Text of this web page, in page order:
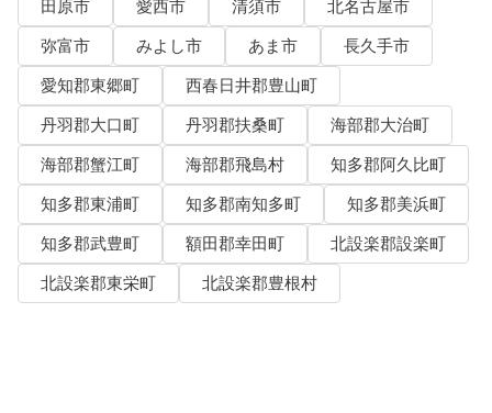
田原市
愛西市 清須市
北名古屋市
弥富市
みよし市 あま市
長久手市
愛知郡東郷町
西春日井郡豊山町
丹羽郡大口町
丹羽郡扶桑町
海部郡大治町
海部郡蟹江町
海部郡飛島村
知多郡阿久比町
知多郡東浦町
知多郡南知多町
知多郡美浜町
知多郡武豊町
額田郡幸田町
北設楽郡設楽町
北設楽郡東栄町
北設楽郡豊根村